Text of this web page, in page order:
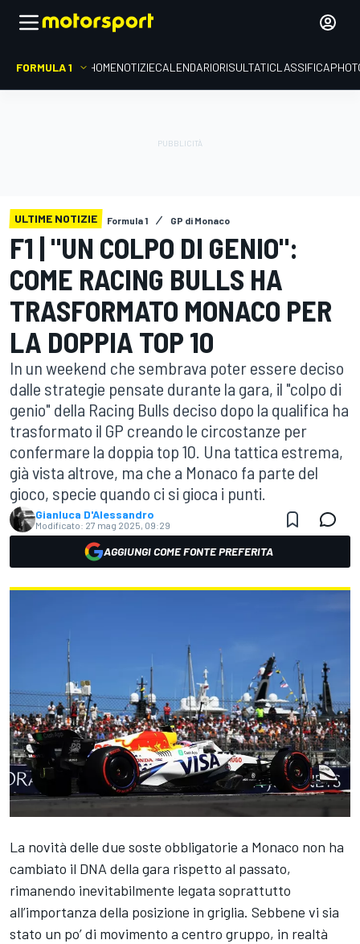
FORMULA 1 HOMENOTIZIECALENDARIORISULTATICLASSIFICA
ULTIME NOTIZIE Formula 1 GP di Monaco
F1 | "UN COLPO DI GENIO":
COME RACING BULLS HA
TRASFORMATO MONACO PER
LA DOPPIA TOP 10
In un weekend che sembrava poter essere deciso
dalle strategie pensate durante la gara, il "colpo di
genio" della Racing Bulls deciso dopo la qualifica ha
trasformato il GP creando le circostanze per
confermare la doppia top 10. Una tattica estrema,
già vista altrove, ma che a Monaco fa parte del
gioco, specie quando ci si gioca i punti.
Gianluca D'Alessandro
Modificato: 27 mag 2025, 09:29
AGGIUNGI COME FONTE PREFERITA
La novità delle due soste obbligatorie a Monaco non ha
cambiato il DNA della gara rispetto al passato,
rimanendo inevitabilmente legata soprattutto
all’importanza della posizione in griglia. Sebbene vi sia
stato un po’ di movimento a centro gruppo, in realtà